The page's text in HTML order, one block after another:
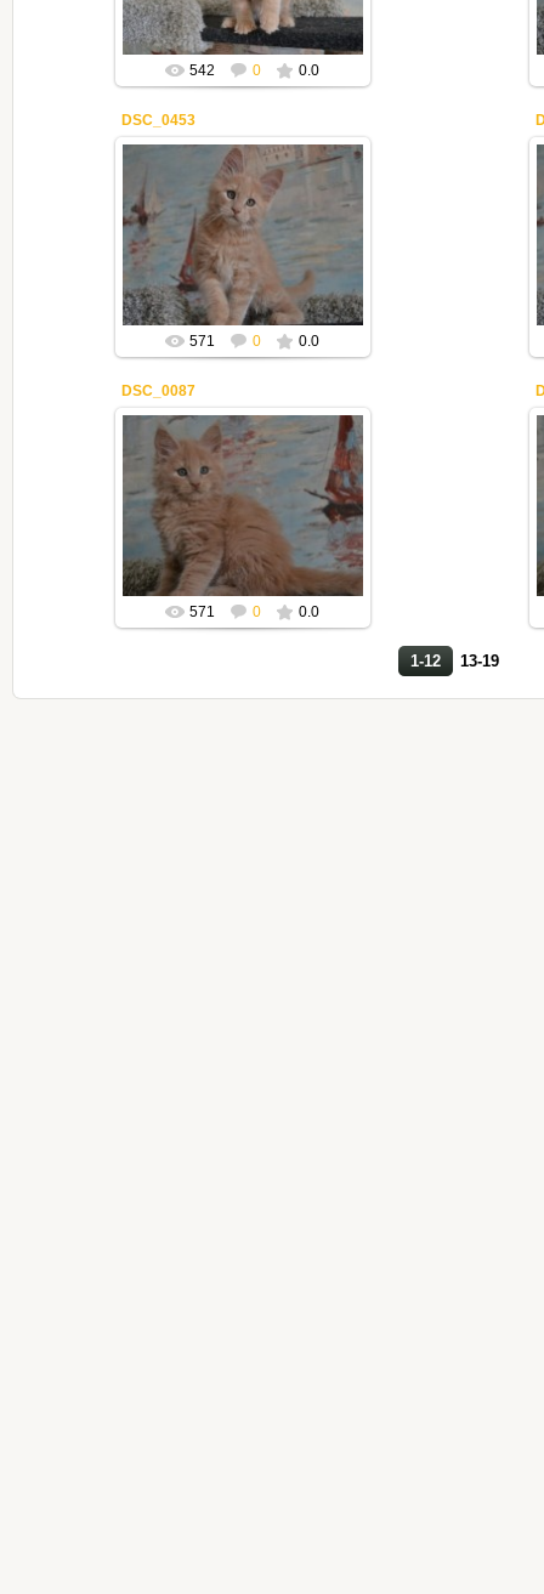
542 0 0.0
DSC_0453
02.05.2020
Mila2409
571 0 0.0
DSC_0087
12.04.2020
Mila2409
571 0 0.0
1-12 13-19